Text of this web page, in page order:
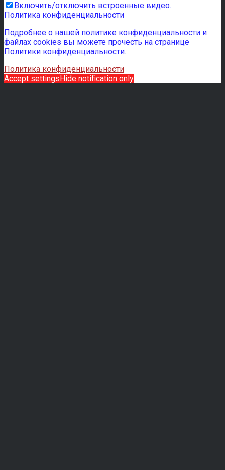
Включить/отключить встроенные видео.
Политика конфиденциальности
Подробнее о нашей политике конфиденциальности и
файлах cookies вы можете прочесть на странице
Политики конфиденциальности.
Политика конфиденциальности
Accept settingsHide notification only